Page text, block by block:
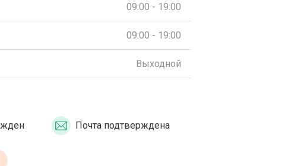
09:00 - 19:00
09:00 - 19:00
Выходной
Почта подтверждена